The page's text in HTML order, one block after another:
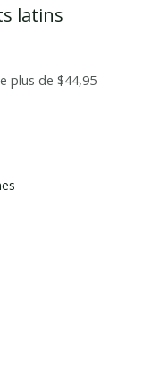
latins
plus de $44,95